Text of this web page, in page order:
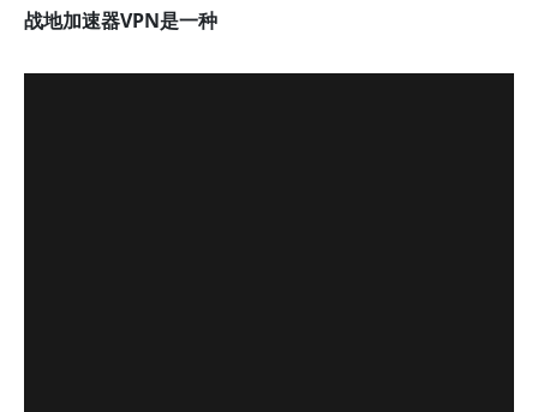
战地加速器VPN是一种